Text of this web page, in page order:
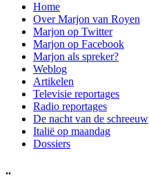
Home
Over Marjon van Royen
Marjon op Twitter
Marjon op Facebook
Marjon als spreker?
Weblog
Artikelen
Televisie reportages
Radio reportages
De nacht van de schreeuw
Italië op maandag
Dossiers
..